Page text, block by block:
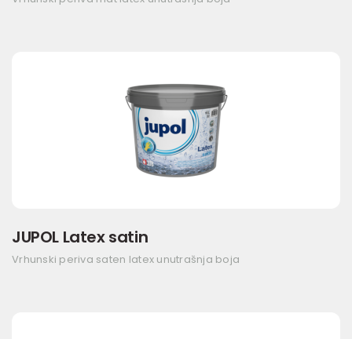
JUPOL Latex satin
Vrhunski periva saten latex unutrašnja boja